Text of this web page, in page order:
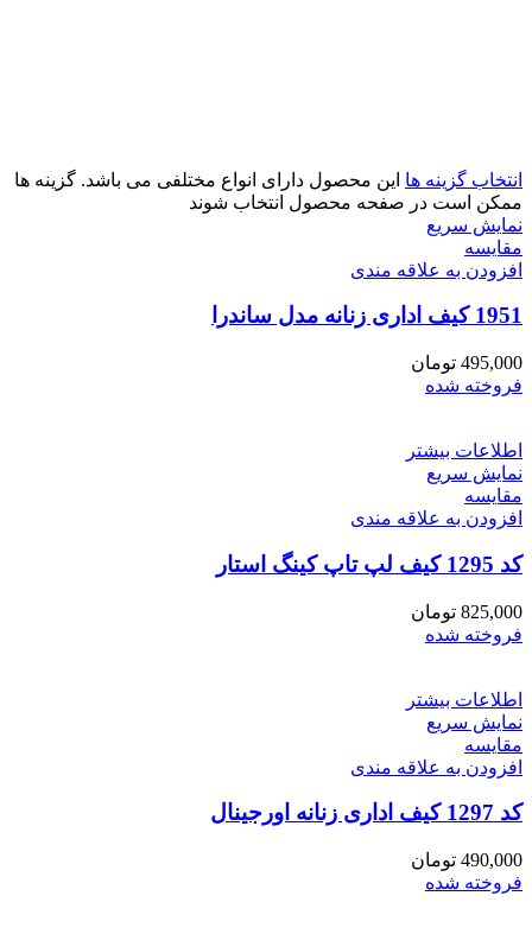
انتخاب گزینه ها این محصول دارای انواع مختلفی می باشد. گزینه ها
ممکن است در صفحه محصول انتخاب شوند
نمایش سریع
مقايسه
افزودن به علاقه مندی
1951 کیف اداری زنانه مدل ساندرا
495,000 تومان
فروخته شده
اطلاعات بیشتر
نمایش سریع
مقايسه
افزودن به علاقه مندی
کد 1295 کیف لپ تاپ کینگ استار
825,000 تومان
فروخته شده
اطلاعات بیشتر
نمایش سریع
مقايسه
افزودن به علاقه مندی
کد 1297 کیف اداری زنانه اورجینال
490,000 تومان
فروخته شده